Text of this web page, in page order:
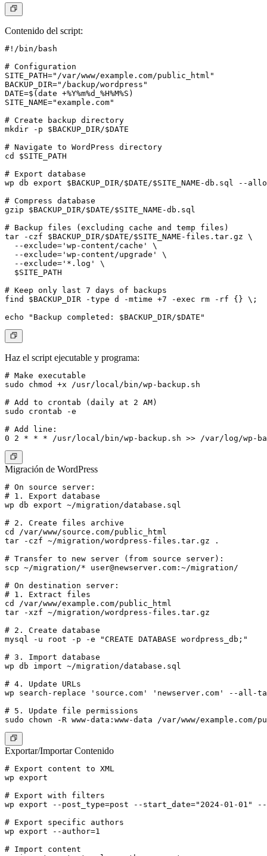
Contenido del script:
#!/bin/bash
# Configuration
SITE_PATH="/var/www/example.com/public_html"
BACKUP_DIR="/backup/wordpress"
DATE=$(date +%Y%m%d_%H%M%S)
SITE_NAME="example.com"
# Create backup directory
mkdir -p $BACKUP_DIR/$DATE
# Navigate to WordPress directory
cd $SITE_PATH
# Export database
wp db export $BACKUP_DIR/$DATE/$SITE_NAME-db.sql --
# Compress database
gzip $BACKUP_DIR/$DATE/$SITE_NAME-db.sql
# Backup files (excluding cache and temp files)
tar -czf $BACKUP_DIR/$DATE/$SITE_NAME-files.tar.gz \
  --exclude='wp-content/cache' \
  --exclude='wp-content/upgrade' \
  --exclude='*.log' \
  $SITE_PATH
# Keep only last 7 days of backups
find $BACKUP_DIR -type d -mtime +7 -exec rm -rf {} \;
Haz el script ejecutable y programa:
# Make executable
sudo chmod +x /usr/local/bin/wp-backup.sh
# Add to crontab (daily at 2 AM)
sudo crontab -e
# Add line:
Migración de WordPress
# On source server:
# 1. Export database
wp db export ~/migration/database.sql
# 2. Create files archive
cd /var/www/source.com/public_html
tar -czf ~/migration/wordpress-files.tar.gz .
# Transfer to new server (from source server):
scp ~/migration/* user@newserver.com :~/migration/
# On destination server:
# 1. Extract files
cd /var/www/example.com/public_html
tar -xzf ~/migration/wordpress-files.tar.gz
# 2. Create database
mysql -u root -p -e "CREATE DATABASE wordpress_db;"
# 3. Import database
wp db import ~/migration/database.sql
# 4. Update URLs
wp search-replace 'source.com' 'newserver.com' --all-
# 5. Update file permissions
Exportar/Importar Contenido
# Export content to XML
wp export
# Export with filters
wp export --post_type=post --start_date="2024-01-01" --
# Export specific authors
wp export --author=1
# Import content